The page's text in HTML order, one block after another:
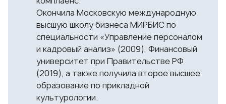
Окончила Московскую международную
высшую школу бизнеса МИРБИС по
специальности «Управление персоналом
и кадровый анализ» (2009), Финансовый
университет при Правительстве РФ
(2019), а также получила второе высшее
образование по прикладной
культурологии.